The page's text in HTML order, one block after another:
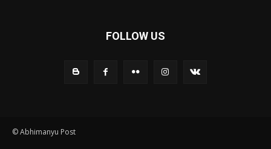
FOLLOW US
© Abhimanyu Post